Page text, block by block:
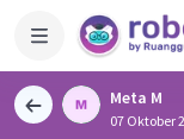
Meta M
07 Oktober